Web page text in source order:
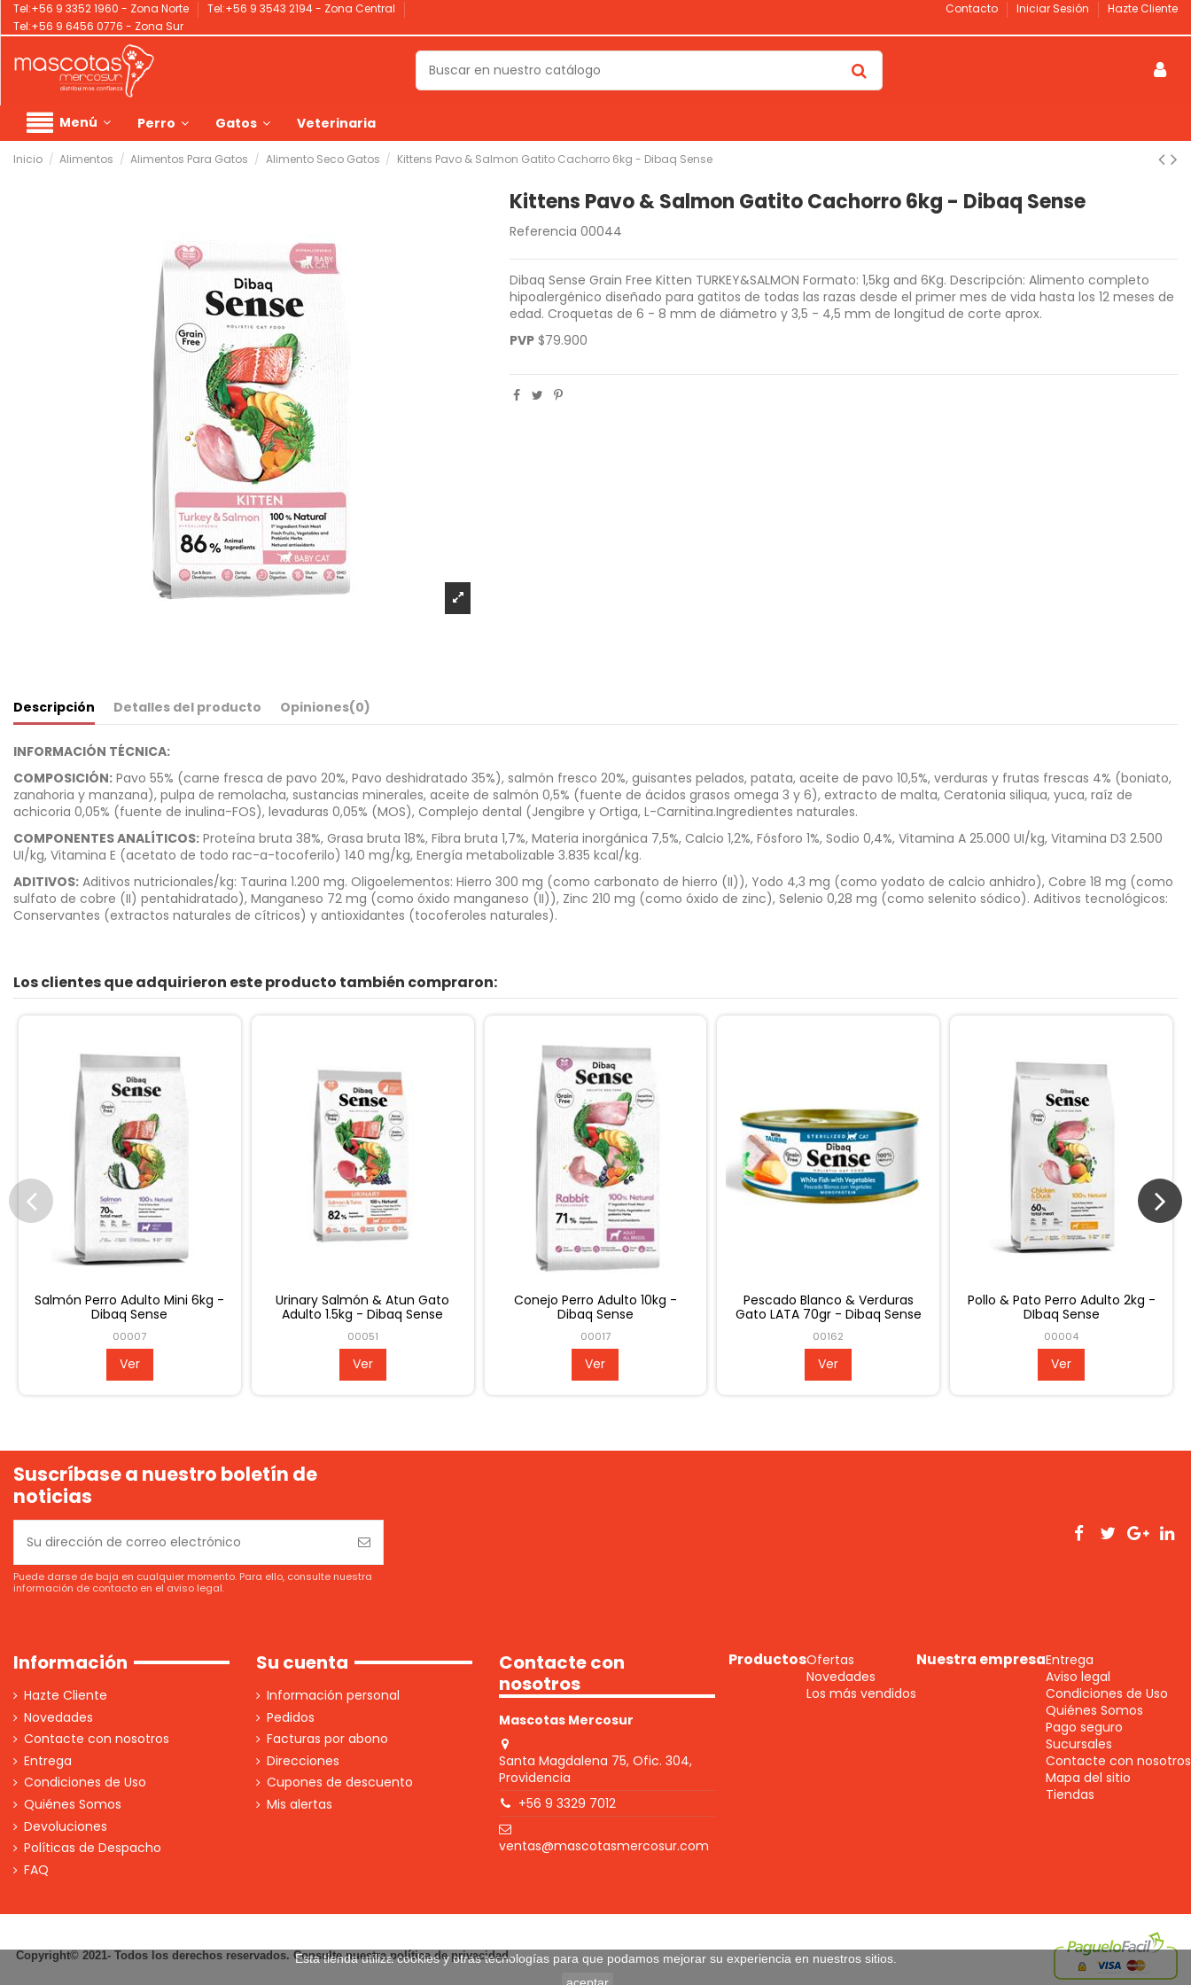
Tel:+56 9 3352 1960 - Zona Norte
Tel:+56 9 3543 2194 - Zona Central
Tel:+56 9 6456 0776 - Zona Sur
Contacto Iniciar Sesión Hazte Cliente
Menú Perro Gatos Veterinaria
Inicio Alimentos Alimentos Para Gatos Alimento Seco Gatos Kittens Pavo & Salmon Gatito Cachorro 6kg - Dibaq Sense
Kittens Pavo & Salmon Gatito Cachorro 6kg - Dibaq Sense
Referencia 00044
Dibaq Sense Grain Free Kitten TURKEY&SALMON Formato: 1,5kg and 6Kg. Descripción: Alimento completo
hipoalergénico diseñado para gatitos de todas las razas desde el primer mes de vida hasta los 12 meses de
edad. Croquetas de 6 - 8 mm de diámetro y 3,5 - 4,5 mm de longitud de corte aprox.
PVP $79.900
Descripción Detalles del producto Opiniones(0)
INFORMACIÓN TÉCNICA:
COMPOSICIÓN: Pavo 55% (carne fresca de pavo 20%, Pavo deshidratado 35%), salmón fresco 20%, guisantes pelados, patata, aceite de pavo 10,5%, verduras y frutas frescas 4% (boniato,
zanahoria y manzana), pulpa de remolacha, sustancias minerales, aceite de salmón 0,5% (fuente de ácidos grasos omega 3 y 6), extracto de malta, Ceratonia siliqua, yuca, raíz de
achicoria 0,05% (fuente de inulina-FOS), levaduras 0,05% (MOS), Complejo dental (Jengibre y Ortiga, L-Carnitina.Ingredientes naturales.
COMPONENTES ANALÍTICOS: Proteína bruta 38%, Grasa bruta 18%, Fibra bruta 1,7%, Materia inorgánica 7,5%, Calcio 1,2%, Fósforo 1%, Sodio 0,4%, Vitamina A 25.000 UI/kg, Vitamina D3 2.500
UI/kg, Vitamina E (acetato de todo rac-a-tocoferilo) 140 mg/kg, Energía metabolizable 3.835 kcal/kg.
ADITIVOS: Aditivos nutricionales/kg: Taurina 1.200 mg. Oligoelementos: Hierro 300 mg (como carbonato de hierro (II)), Yodo 4,3 mg (como yodato de calcio anhidro), Cobre 18 mg (como
sulfato de cobre (II) pentahidratado), Manganeso 72 mg (como óxido manganeso (II)), Zinc 210 mg (como óxido de zinc), Selenio 0,28 mg (como selenito sódico). Aditivos tecnológicos:
Conservantes (extractos naturales de cítricos) y antioxidantes (tocoferoles naturales).
Los clientes que adquirieron este producto también compraron:
Pollo & Pato Perro Adulto 12kg -
DIbaq Sense
00003
Ver
Kittens Pavo & Salmon Gatito
1.5kg - Dibaq Sense
00043
Ver
Conejo Perro Adulto 2kg -
Dibaq Sense
00018
Ver
Pollo & Manzana Gato Kitten
Lata 70gr - Dibaq Sense
00161
Ver
Salmon Perro Adulto Mini 2kg -
Dibaq Sense
00008
Ver
Suscríbase a nuestro boletín de
noticias
Puede darse de baja en cualquier momento. Para ello, consulte nuestra
información de contacto en el aviso legal.
Información
Hazte Cliente
Novedades
Contacte con nosotros
Entrega
Condiciones de Uso
Quiénes Somos
Devoluciones
Políticas de Despacho
FAQ
Su cuenta
Información personal
Pedidos
Facturas por abono
Direcciones
Cupones de descuento
Mis alertas
Contacte con
nosotros
Mascotas Mercosur
Santa Magdalena 75, Ofic. 304,
Providencia
+56 9 3329 7012
ventas@mascotasmercosur.com
ProductosOfertas
Novedades
Los más vendidos
Nuestra empresaEntrega
Aviso legal
Condiciones de Uso
Quiénes Somos
Pago seguro
Sucursales
Contacte con nosotros
Mapa del sitio
Tiendas
Esta tienda utiliza cookies y otras tecnologías para que podamos mejorar su experiencia en nuestros sitios.
Copyright© 2021- Todos los derechos reservados. Consulte nuestra política de privacidad.